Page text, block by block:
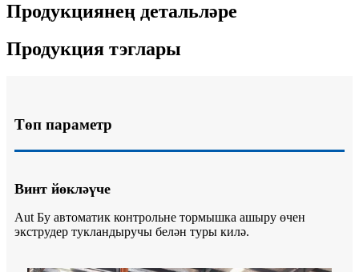
Продукциянең детальләре
Продукция тэглары
Төп параметр
Винт йөкләүче
Aut Бу автоматик контрольне тормышка ашыру өчен
экструдер тукландыручы белән туры килә.